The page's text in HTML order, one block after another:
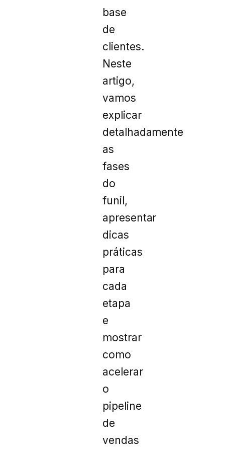
base
de
clientes.
Neste
artigo,
vamos
explicar
detalhadamente
as
fases
do
funil,
apresentar
dicas
práticas
para
cada
etapa
e
mostrar
como
acelerar
o
pipeline
de
vendas